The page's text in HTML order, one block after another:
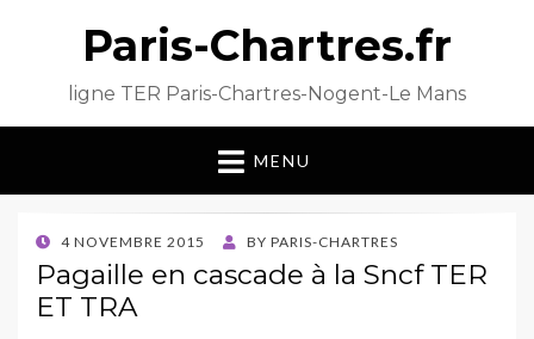
Paris-Chartres.fr
ligne TER Paris-Chartres-Nogent-Le Mans
MENU
POSTED
ON
4 NOVEMBRE 2015 BY PARIS-CHARTRES
Pagaille en cascade à la Sncf TER
ET TRA